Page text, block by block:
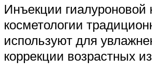
Инъекции гиалуроновой
косметологии
используют для
коррекции возрастных